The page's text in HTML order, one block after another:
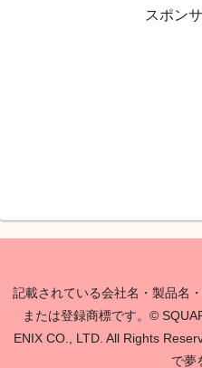
スポン
記載されている会社名・製品名
または登録商標です。©
ENIX CO., LTD. All Rights
で夢